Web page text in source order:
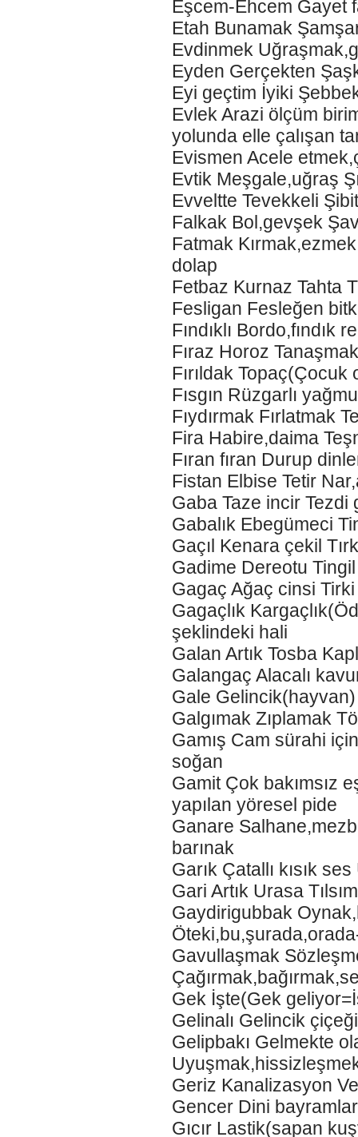
Eşcem-Ehcem Gayet
Etah Bunamak
Evdinmek
Eyden Gerçekten
Eyi geçtim İyiki
Evlek Arazi ölçüm
yolunda elle çalışan
Evismen Acele
Evtik Meşgale,uğraş
Evveltte Tevekkeli
Falkak Bol,gevşek
Fatmak
dolap
Fetbaz Kurnaz Tahta
Fesligan Fesleğen
Fındıklı Bordo,fındık
Fıraz Horoz
Fırıldak
Fısgın Rüzgarlı
Fıydırmak Fırlatmak
Fira Habire,daima
Fıran fıran Durup
Fistan Elbise Tetir
Gaba Taze incir Tezdi
Gabalık Ebegümeci
Gaçıl Kenara çekil
Gadime Dereotu
Gagaç Ağaç cinsi
Gagaçlık
şeklindeki hali
Galan Artık Tosba
Galangaç Alacalı
Gale
Galgımak Zıplamak
Gamış Cam sürahi
soğan
Gamit Çok bakımsız
yapılan yöresel pide
Ganare
barınak
Garık Çatallı kısık
Gari Artık Urasa
Gaydirigubbak
Gavullaşmak
Gek İşte(Gek
Gelinalı Gelincik
Gelipbakı Gelmekte
Geriz Kanalizasyon
Gencer Dini
Gıcır Lastik(sapan